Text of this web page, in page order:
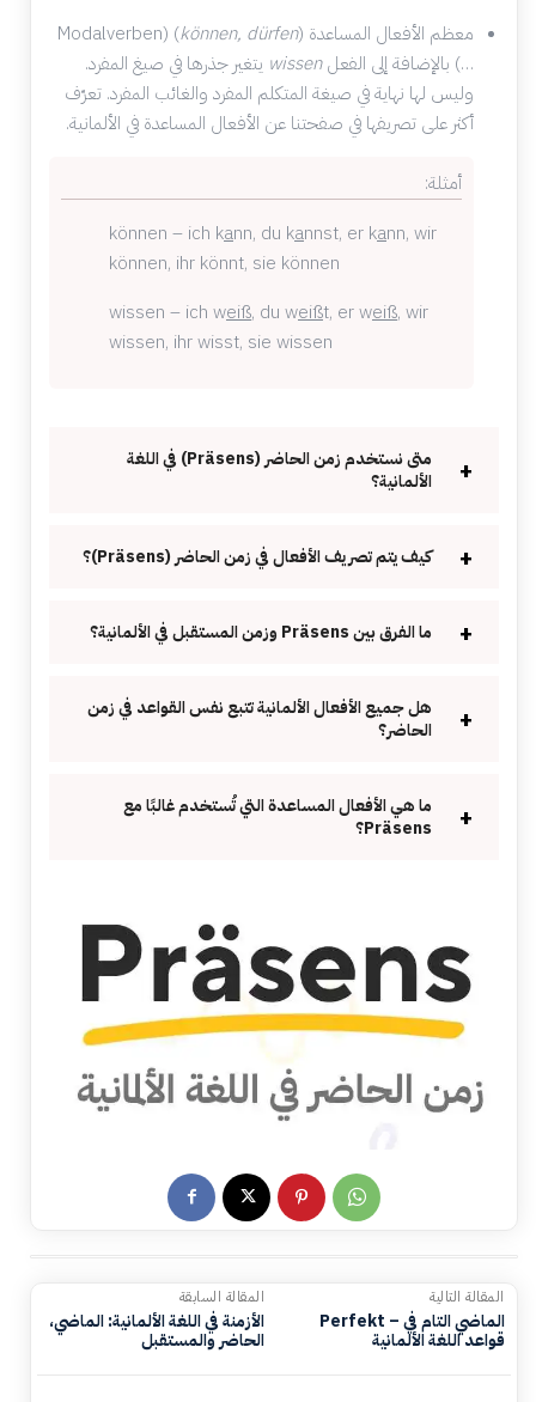
معظم الأفعال المساعدة (Modalverben) (
können, dürfen
…) بالإضافة إلى الفعل
wissen يتغير جذرها في صيغ المفرد.
وليس لها نهاية في صيغة المتكلم المفرد والغائب المفرد. تعرّف
أكثر على تصريفها
أمثلة:
können – ich kann, du kannst, er kann, wir
können, ihr könnt, sie können
wissen – ich weiß, du weißt, er weiß, wir
wissen, ihr wisst, sie wissen
متى نستخدم زمن الحاضر (Präsens) في اللغة
الألمانية؟
كيف يتم تصريف الأفعال في زمن الحاضر (Präsens)؟
ما الفرق بين Präsens وزمن المستقبل في الألمانية؟
هل جميع الأفعال الألمانية تتبع نفس القواعد في زمن
الحاضر؟
ما هي الأفعال المساعدة التي تُستخدم غالبًا مع
Präsens؟
المقالة السابقة
الأزمنة في اللغة الألمانية: الماضي،
الحاضر والمستقبل
المقالة التالية
Perfekt – الماضي التام في
قواعد اللغة الألمانية